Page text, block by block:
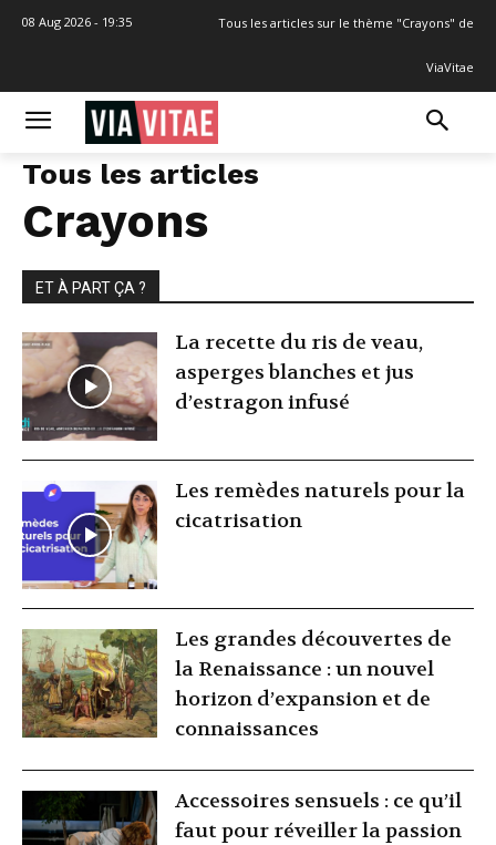
08 Aug 2026 - 19:35 Tous les articles sur le thème "Crayons" de
ViaVitae
Tous les articles
Crayons
ET À PART ÇA ?
La recette du ris de veau,
asperges blanches et jus
d’estragon infusé
Les remèdes naturels pour la
cicatrisation
Les grandes découvertes de
la Renaissance : un nouvel
horizon d’expansion et de
connaissances
Accessoires sensuels : ce qu’il
faut pour réveiller la passion